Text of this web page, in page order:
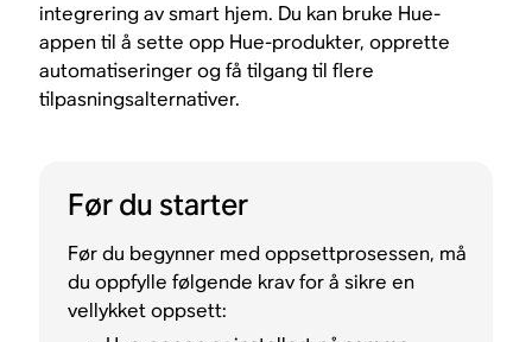
integrering av smart hjem. Du kan bruke Hue-
appen til å sette opp Hue-produkter, opprette
automatiseringer og få tilgang til flere
tilpasningsalternativer.
Før du starter
Før du begynner med oppsettprosessen, må
du oppfylle følgende krav for å sikre en
vellykket oppsett: